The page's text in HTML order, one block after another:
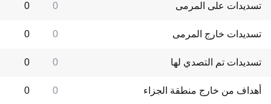
تسديدات على المرمى 0
0
تسديدات خارج المرمى 0
0
تسديدات تم التصدي لها 0
0
أهداف من خارج منطقة الجزاء 0
0